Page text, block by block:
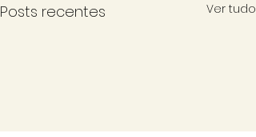
Posts recentes Ver tudo